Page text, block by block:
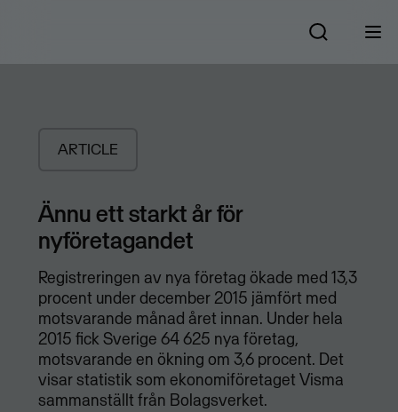
ARTICLE
Ännu ett starkt år för
nyföretagandet
Registreringen av nya företag ökade med 13,3
procent under december 2015 jämfört med
motsvarande månad året innan. Under hela
2015 fick Sverige 64 625 nya företag,
motsvarande en ökning om 3,6 procent. Det
visar statistik som ekonomiföretaget Visma
sammanställt från Bolagsverket.